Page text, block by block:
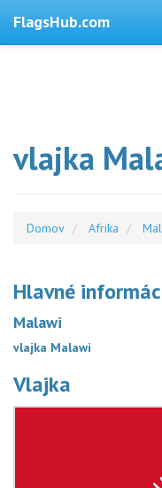
FlagsHub.com
vlajka
Domov Afrika
Hlavné
Malawi
vlajka Malawi
Vlajka